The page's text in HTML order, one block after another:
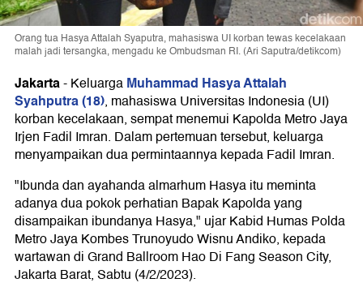
Orang tua Hasya Attalah Syaputra, mahasiswa UI korban tewas kecelakaan
malah jadi tersangka, mengadu ke Ombudsman RI. (Ari Saputra/detikcom)
Jakarta-KeluargaMuhammad Hasya Attalah
Syahputra (18), mahasiswa Universitas Indonesia (UI)
korban kecelakaan, sempat menemui Kapolda Metro Jaya
Irjen Fadil Imran. Dalam pertemuan tersebut, keluarga
menyampaikan dua permintaannya kepada Fadil Imran.
"Ibunda dan ayahanda almarhum Hasya itu meminta
adanya dua pokok perhatian Bapak Kapolda yang
disampaikan ibundanya Hasya," ujar Kabid Humas Polda
Metro Jaya Kombes Trunoyudo Wisnu Andiko, kepada
wartawan di Grand Ballroom Hao Di Fang Season City,
Jakarta Barat, Sabtu (4/2/2023).